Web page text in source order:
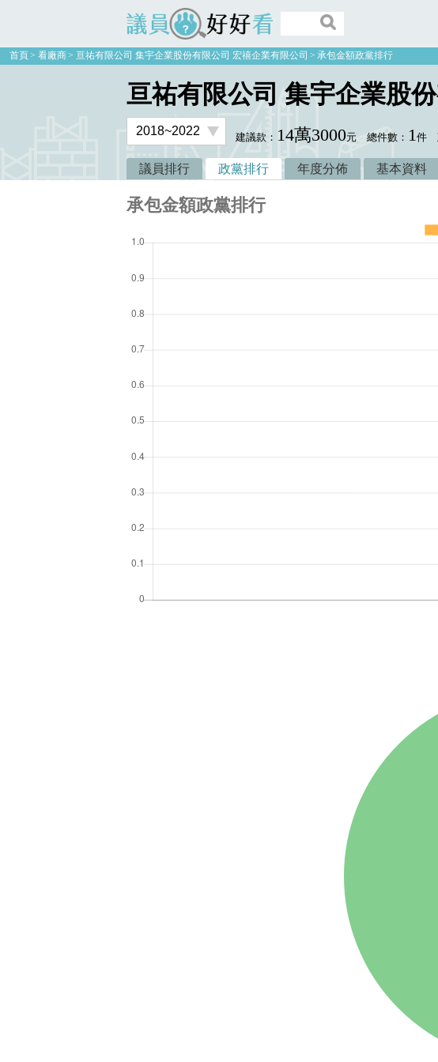
議員好好看
首頁 看廠商 亘祐有限公司 集宇企業股份有限公司 宏禧企業有限公司 承包金額政黨排行
亘祐有限公司 集宇企業股
建議款： 14萬3000元 總件數： 1件
議員排行 政黨排行 年度分佈 基本資料
承包金額政黨排行